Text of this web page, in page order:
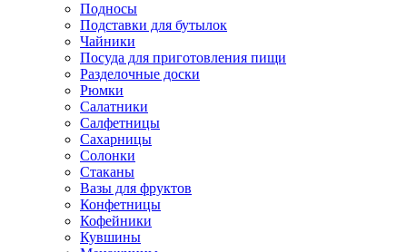
Подносы
Подставки для бутылок
Чайники
Посуда для приготовления пищи
Разделочные доски
Рюмки
Салатники
Салфетницы
Сахарницы
Солонки
Стаканы
Вазы для фруктов
Конфетницы
Кофейники
Кувшины